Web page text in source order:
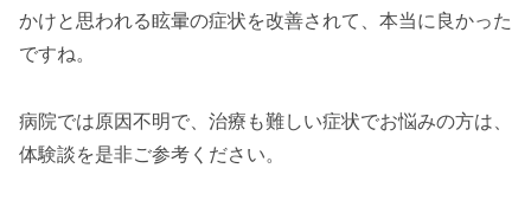
かけと思われる眩暈の症状を改善されて、本当に良かった
ですね。
病院では原因不明で、治療も難しい症状でお悩みの方は、
体験談を是非ご参考ください。